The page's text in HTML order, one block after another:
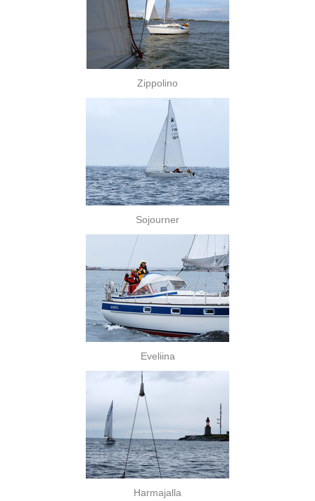
Zippolino
Sojourner
Eveliina
Harmajalla